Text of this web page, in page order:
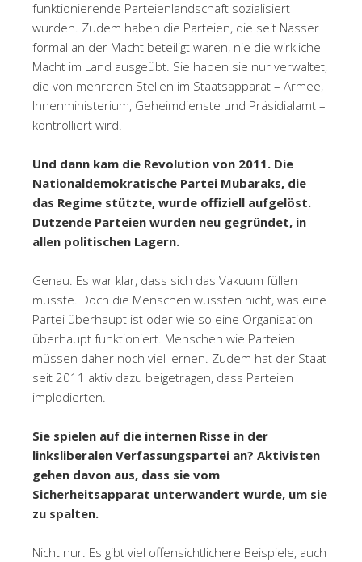
funktionierende Parteienlandschaft sozialisiert
wurden. Zudem haben die Parteien, die seit Nasser
formal an der Macht beteiligt waren, nie die wirkliche
Macht im Land ausgeübt. Sie haben sie nur verwaltet,
die von mehreren Stellen im Staatsapparat – Armee,
Innenministerium, Geheimdienste und Präsidialamt –
kontrolliert wird.
Und dann kam die Revolution von 2011. Die
Nationaldemokratische Partei Mubaraks, die
das Regime stützte, wurde offiziell aufgelöst.
Dutzende Parteien wurden neu gegründet, in
allen politischen Lagern.
Genau. Es war klar, dass sich das Vakuum füllen
musste. Doch die Menschen wuss­ten nicht, was eine
Partei überhaupt ist oder wie so eine Organisation
überhaupt funktioniert. Menschen wie Parteien
müssen daher noch viel lernen. Zudem hat der Staat
seit 2011 aktiv dazu beigetragen, dass Parteien
implodierten.
Sie spielen auf die internen Risse in der
linksliberalen Verfassungspartei an? Aktivisten
gehen davon aus, dass sie vom
Sicherheitsapparat unterwandert wurde, um sie
zu spalten.
Nicht nur. Es gibt viel offensichtlichere Beispiele, auch